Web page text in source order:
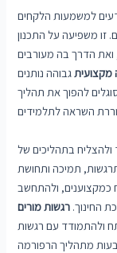
למשמעות הלקחים
זו משפיעה על התכנון
הדרך בה מעורבים
מקצועיתגבוהה נותנים
להפוך את תהליך
ולהצליח בתהליכים של
תמיכה ותחושת
כמקצוענים, ולהתחשב
החינוך. רגשות מורים
ולהתמודד עם רגשות
מתהליך הרפורמה